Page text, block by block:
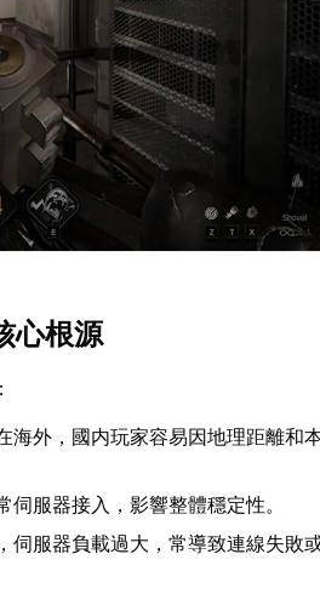
心根源
海外，國内玩家容易因地理距離和
伺服器接入，影響整體穩定性。
伺服器負載過大，常導致連線失敗